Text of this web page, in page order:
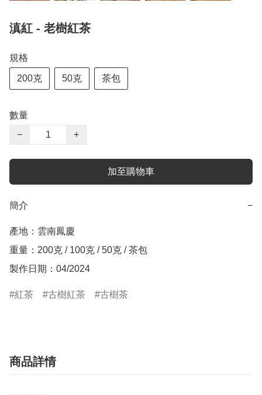
滇紅 - 老樹紅茶
規格
200克 50克 茶包
數量
−
+
加至購物車
簡介 −
產地：雲南鳳慶
重量：200克 / 100克 / 50克 / 茶包
製作日期：04/2024
紅茶 古樹紅茶 古樹茶
商品詳情